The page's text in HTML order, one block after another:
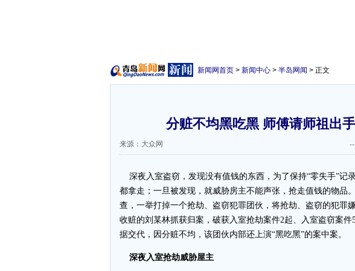
新闻网首页 > 新闻中心 > 半岛网闻 > 正文
分赃不均黑吃黑 师傅请师祖出
来源：大众网 --
深夜入室盗窃，发现没有值钱的东西，为了保持“零失手”记
都拿走；一旦被发现，就威胁房主不能声张，抢走值钱的物品
查，一举打掉一个抢劫、盗窃犯罪团伙，将抢劫、盗窃的犯罪
收赃的刘某林抓获归案，破获入室抢劫案件2起、入室盗窃案件
据交代，因分赃不均，该团伙内部还上演“黑吃黑”的案中案。
深夜入室抢劫威胁屋主